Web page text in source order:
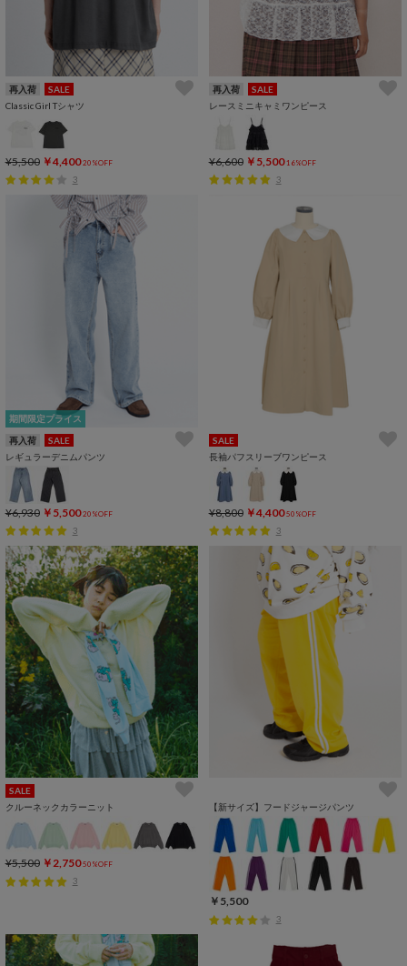
再入荷
SALE
Classic Girl Tシャツ
¥5,500 ￥4,400 20%OFF
3
再入荷
SALE
レースミニキャミワンピース
¥6,600 ￥5,500 16%OFF
3
期間限定プライス
再入荷
SALE
レギュラーデニムパンツ
¥6,930 ￥5,500 20%OFF
3
SALE
長袖パフスリーブワンピース
¥8,800 ￥4,400 50%OFF
3
SALE
クルーネックカラーニット
¥5,500 ￥2,750 50%OFF
3
【新サイズ】フードジャージパンツ
￥5,500
3